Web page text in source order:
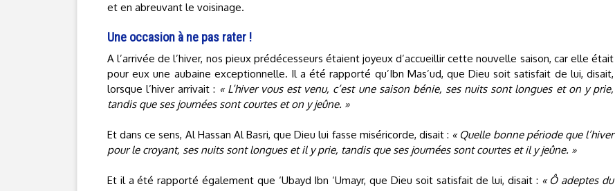
et en abreuvant le voisinage.
Une occasion à ne pas rater !
A l’arrivée de l’hiver, nos pieux prédécesseurs étaient joyeux d’accueillir cette nouvelle saison, car elle était
pour eux une aubaine exceptionnelle. Il a été rapporté qu’Ibn Mas’ud, que Dieu soit satisfait de lui, disait,
lorsque l’hiver arrivait : « L’hiver vous est venu, c’est une saison bénie, ses nuits sont longues et on y prie,
tandis que ses journées sont courtes et on y jeûne. »
Et dans ce sens, Al Hassan Al Basri, que Dieu lui fasse miséricorde, disait : « Quelle bonne période que l’hiver
pour le croyant, ses nuits sont longues et il y prie, tandis que ses journées sont courtes et il y jeûne. »
Et il a été rapporté également que ‘Ubayd Ibn ‘Umayr, que Dieu soit satisfait de lui, disait : « Ô adeptes du